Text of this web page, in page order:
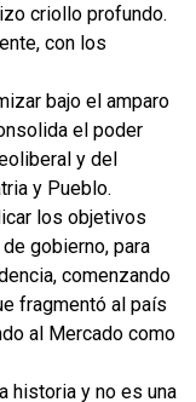
criollo profundo.
con los
bajo el amparo
el poder
y del
y Pueblo.
los objetivos
gobierno, para
comenzando
fragmentó al país
al Mercado como
historia y no es una